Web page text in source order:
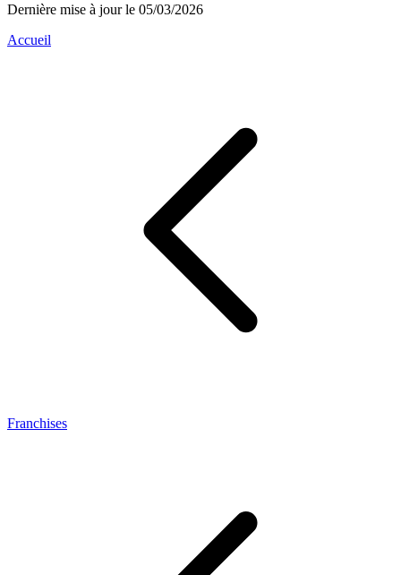
Dernière mise à jour le 05/03/2026
Accueil
Franchises